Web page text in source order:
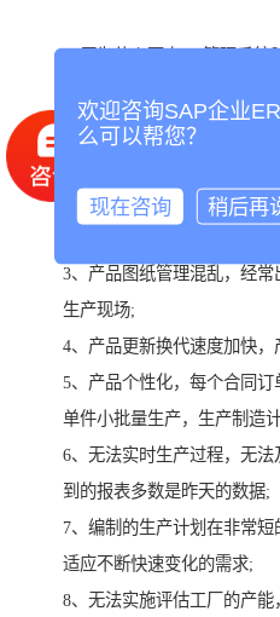
1、销售人员离职带走了大
2、产品数据管理混乱，在
3、产品图纸管理混乱，经
生产现场;
4、产品更新换代速度加快，
5、产品个性化，每个合同
单件小批量生产，生产制造
6、无法实时生产过程，无
到的报表多数是昨天的数据;
7、编制的生产计划在非常
适应不断快速变化的需求;
8、无法实施评估工厂的产
欢迎咨询SAP企业
么可以帮您？
现在咨询 稍后再